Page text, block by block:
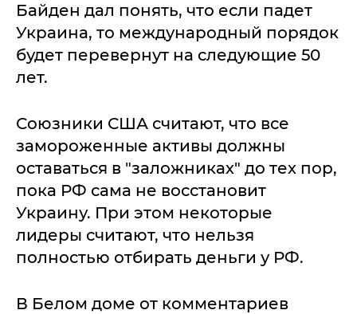
Байден дал понять, что если падет
Украина, то международный порядок
будет перевернут на следующие 50
лет.
Союзники США считают, что все
замороженные активы должны
оставаться в "заложниках" до тех пор,
пока РФ сама не восстановит
Украину. При этом некоторые
лидеры считают, что нельзя
полностью отбирать деньги у РФ.
В Белом доме от комментариев